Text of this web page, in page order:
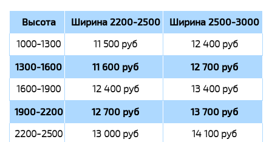
Высота Ширина 2200-2500 Ширина 2500-3000
1000-1300 11 500 руб 12 400 руб
1300-1600 11 600 руб 12 700 руб
1600-1900 12 400 руб 13 400 руб
1900-2200 12 700 руб 13 700 руб
2200-2500 13 000 руб 14 100 руб